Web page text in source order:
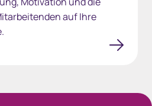
auf Ihre